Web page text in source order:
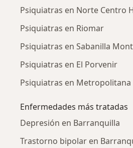
Psiquiatras en Norte Centro
Psiquiatras en Riomar
Psiquiatras en Sabanilla
Psiquiatras en El Porvenir
Psiquiatras en Metropolitana
Enfermedades más tratadas
Depresión en Barranquilla
Trastorno bipolar en